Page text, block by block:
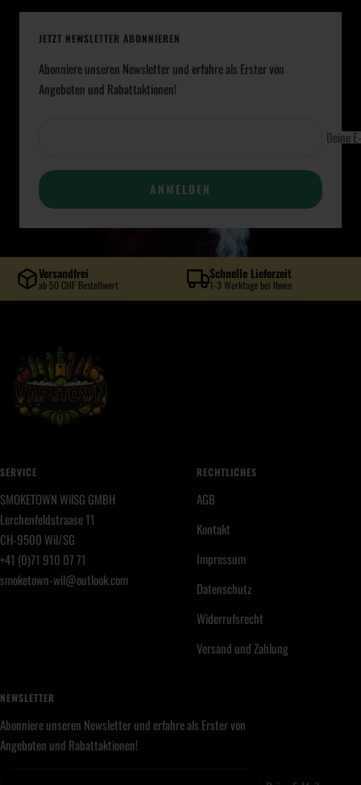
JETZT NEWSLETTER ABONNIEREN
Abonniere unseren Newsletter und erfahre als Erster von
Angeboten und Rabattaktionen!
Deine
ANMELDEN
Versandfrei
ab 50 CHF Bestellwert
Schnelle Lieferzeit
1-3 Werktage bei Ihnen
SERVICE
SMOKETOWN WilSG GMBH
Lerchenfeldstraase 11
CH-9500 Wil/SG
+41 (0)71 910 07 71
smoketown-wil@outlook.com
RECHTLICHES
AGB
Kontakt
Impressum
Datenschutz
Widerrufsrecht
Versand und Zahlung
NEWSLETTER
Abonniere unseren Newsletter und erfahre als Erster von
Angeboten und Rabattaktionen!